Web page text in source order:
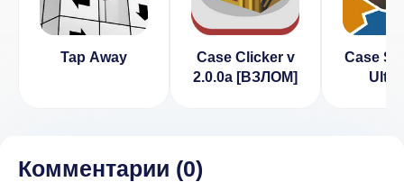
Tap Away
Case Clicker v
2.0.0a [ВЗЛОМ]
Case
Комментарии (0)